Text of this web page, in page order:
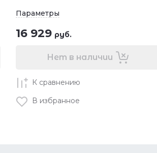
Параметры
16 929 руб.
Нет в наличии
К сравнению
В избранное